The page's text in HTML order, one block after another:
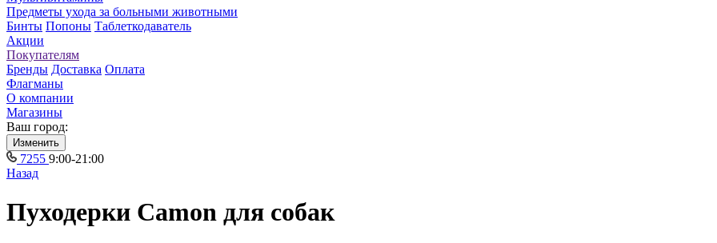
Предметы ухода за больными животными
Бинты Попоны Таблеткодаватель
Акции
Покупателям
Бренды Доставка Оплата
Флагманы
О компании
Магазины
Ваш город:
Изменить
7255 9:00-21:00
Назад
Пуходерки Camon для собак